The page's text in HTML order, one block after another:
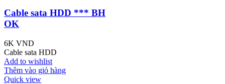
Cable sata HDD *** BH
OK
6K VND
Cable sata HDD
Add to wishlist
Thêm vào giỏ hàng
Quick view